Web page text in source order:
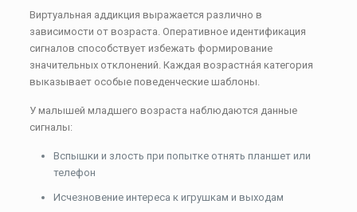
Виртуальная аддикция выражается различно в
зависимости от возраста. Оперативное идентификация
сигналов способствует избежать формирование
значительных отклонений. Каждая возрастна́я категория
выказывает особые поведенческие шаблоны.
У малышей младшего возраста наблюдаются данные
сигналы:
Вспышки и злость при попытке отнять планшет или
телефон
Исчезновение интереса к игрушкам и выходам